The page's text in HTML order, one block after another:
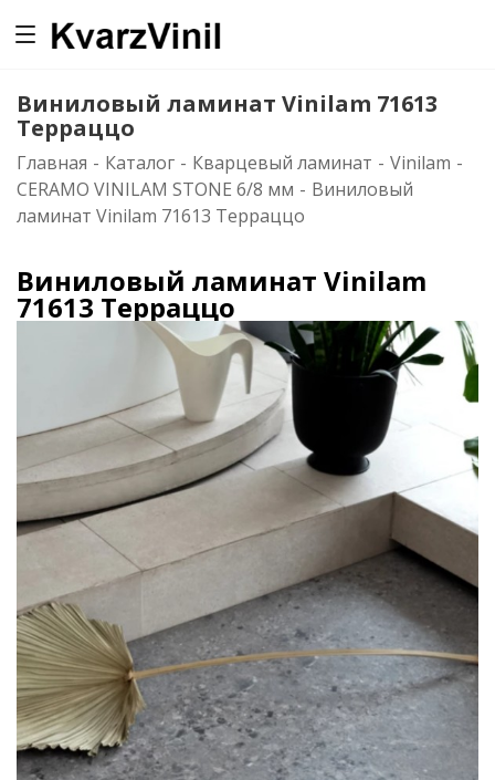
0
Виниловый ламинат Vinilam 71613
Терраццо
Главная - Каталог - Кварцевый ламинат - Vinilam -
CERAMO VINILAM STONE 6/8 мм - Виниловый
ламинат Vinilam 71613 Терраццо
Виниловый ламинат Vinilam
71613 Терраццо